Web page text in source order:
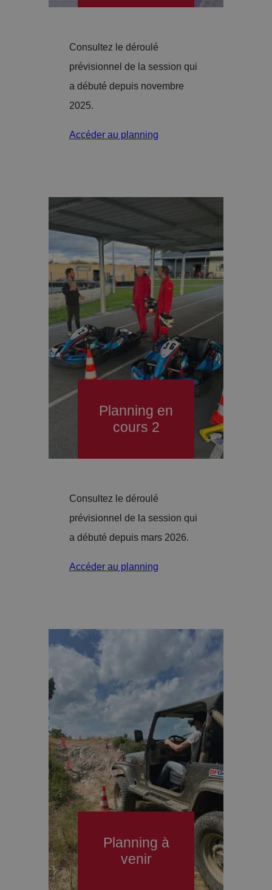
Consultez le déroulé
prévisionnel de la session qui
a débuté depuis novembre
2025.
Accéder au planning
Planning en
cours 2
Consultez le déroulé
prévisionnel de la session qui
a débuté depuis mars 2026.
Accéder au planning
Planning à
venir